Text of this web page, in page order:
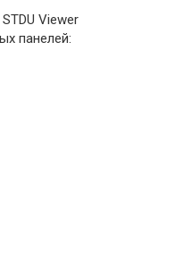
Viewer
панелей: